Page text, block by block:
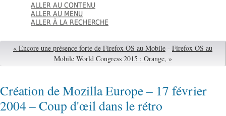
ALLER AU CONTENU
ALLER AU MENU
ALLER À LA RECHERCHE
« Encore une présence forte de Firefox OS au Mobile - Firefox OS au
Mobile World Congress 2015 : Orange, »
Création de Mozilla Europe – 17 février
2004 – Coup d'œil dans le rétro